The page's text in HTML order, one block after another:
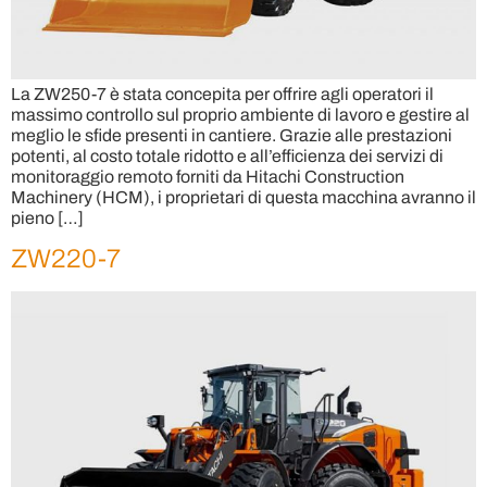
La ZW250-7 è stata concepita per offrire agli operatori il
massimo controllo sul proprio ambiente di lavoro e gestire al
meglio le sfide presenti in cantiere. Grazie alle prestazioni
potenti, al costo totale ridotto e all’efficienza dei servizi di
monitoraggio remoto forniti da Hitachi Construction
Machinery (HCM), i proprietari di questa macchina avranno il
pieno […]
ZW220-7